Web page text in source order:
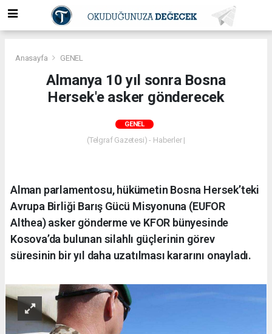
Anasayfa GENEL
Almanya 10 yıl sonra Bosna
Hersek'e asker gönderecek
GENEL
(Telgraf Gazetesi) - Haberler |
Alman parlamentosu, hükümetin Bosna Hersek’teki
Avrupa Birliği Barış Gücü Misyonuna (EUFOR
Althea) asker gönderme ve KFOR bünyesinde
Kosova’da bulunan silahlı güçlerinin görev
süresinin bir yıl daha uzatılması kararını onayladı.